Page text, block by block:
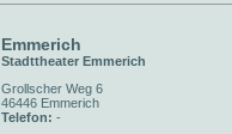
Emmerich
Stadttheater Emmerich
Grollscher Weg 6
46446 Emmerich
Telefon: -